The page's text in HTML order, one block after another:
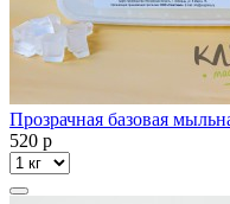
Прозрачная базовая
520 p